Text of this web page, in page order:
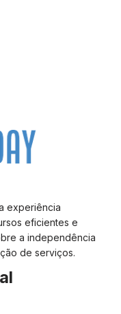
experiência
eficientes e
a independência
de serviços.